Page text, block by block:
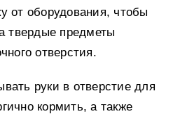
от оборудования, чтобы
твердые предметы
отверстия.
руки в отверстие для
кормить, а также